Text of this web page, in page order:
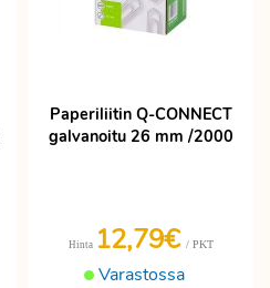
Paperiliitin Q-CONNECT
galvanoitu 26 mm /2000
Varastossa
Hinta 12,79€ / PKT